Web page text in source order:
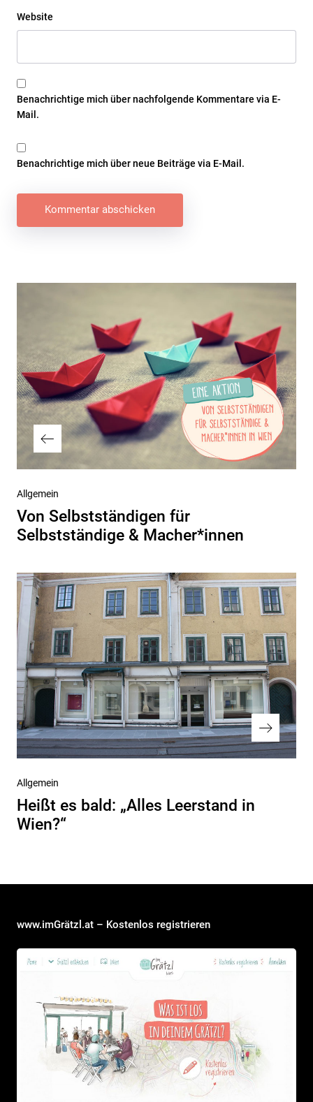
Website
Benachrichtige mich über nachfolgende Kommentare via E-
Mail.
Benachrichtige mich über neue Beiträge via E-Mail.
Vorheriger
Beitrag
Allgemein
Von Selbstständigen für
Selbstständige & Macher*innen
Nächster
Beitrag
Allgemein
Heißt es bald: „Alles Leerstand in
Wien?“
www.imGrätzl.at – Kostenlos registrieren